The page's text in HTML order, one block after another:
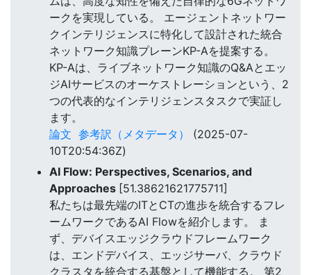
ークを実現している。 エージェントネットワー
クインテリジェンスに特化して設計された統合
ネットワーク知識プレーンKP-Aを提案する。
KP-Aは、ライブネットワーク知識のQ&Aとエッ
ジAIサービスのオーケストレーションという、2
つの代表的なインテリジェンスタスクで実証し
ます。
論文 参考訳（メタデータ）
(2025-07-
10T20:54:36Z)
AI Flow: Perspectives, Scenarios, and
Approaches [51.38621621775711]
私たちは最先端のITとCTの進歩を統合するフレ
ームワークであるAI Flowを紹介します。 ま
ず、デバイスエッジクラウドフレームワーク
は、エンドデバイス、エッジサーバ、クラウド
クラスタを統合する基盤として機能する。 第2